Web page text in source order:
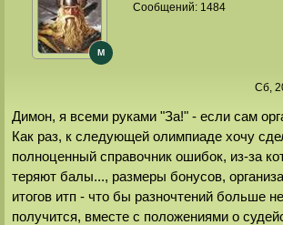
M
Сообщений: 1484
Сб,
Димон, я всеми руками "За!" - если сам
Как раз, к следующей олимпиаде хочу
полноценный справочник ошибок, из-за
теряют балы..., размеры бонусов,
итогов итп - что бы разночтений больше
получится, вместе с положениями о